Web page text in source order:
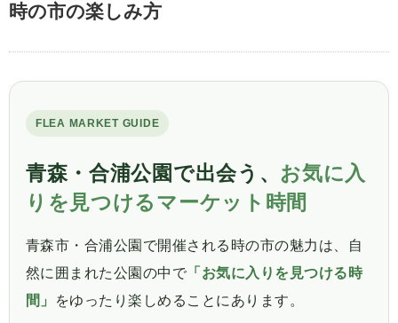
時の市の楽しみ方
FLEA MARKET GUIDE
青森・合浦公園で出会う、 お気に入
りを見つけるマーケット時間
青森市・合浦公園で開催される時の市の魅力は、自
然に囲まれた公園の中で 「お気に入りを見つける時
間」
をゆったり楽しめることにあります。